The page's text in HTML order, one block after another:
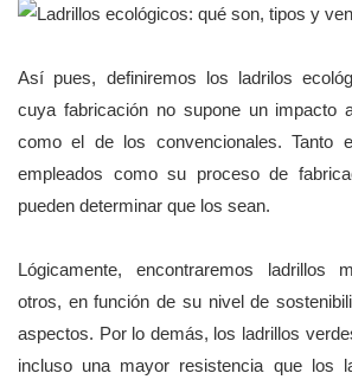
Así pues, definiremos los ladrilos
cuya fabricación no supone un impacto
como el de los convencionales. Tanto
empleados como su proceso de
pueden determinar que los sean.
Lógicamente, encontraremos ladrillos
otros, en función de su nivel de
aspectos. Por lo demás, los ladrillos
incluso una mayor resistencia que los